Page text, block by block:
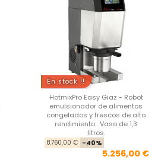
En stock !!
HotmixPro Easy Giaz - Robot
emulsionador de alimentos
congelados y frescos de alto
rendimiento . Vaso de 1,3
litros.
8.760,00 € -40%
5.256,00 €